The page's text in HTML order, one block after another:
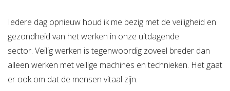
Iedere dag opnieuw houd ik me bezig met de veiligheid en
gezondheid van het werken in onze uitdagende
sector. Veilig werken is tegenwoordig zoveel breder dan
alleen werken met veilige machines en technieken. Het gaat
er ook om dat de mensen vitaal zijn.